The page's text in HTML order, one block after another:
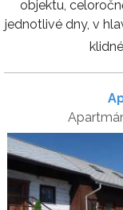
objektu,
jednotlivé dny, v